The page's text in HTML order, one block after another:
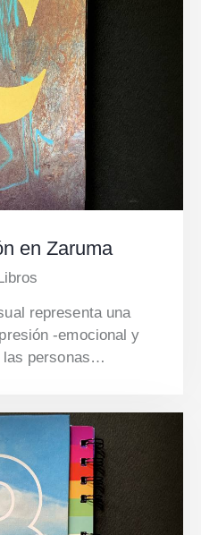
en Zaruma
representa una
-emocional y
las personas…